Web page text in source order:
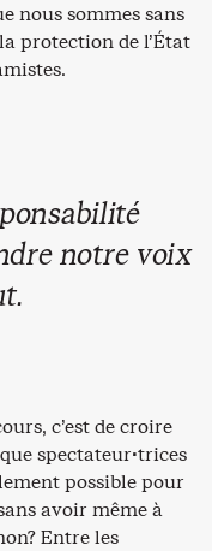
nous sommes sans
protection de l’État
notre voix
c’est de croire
spectateur·trices
possible pour
avoir même à
Entre les